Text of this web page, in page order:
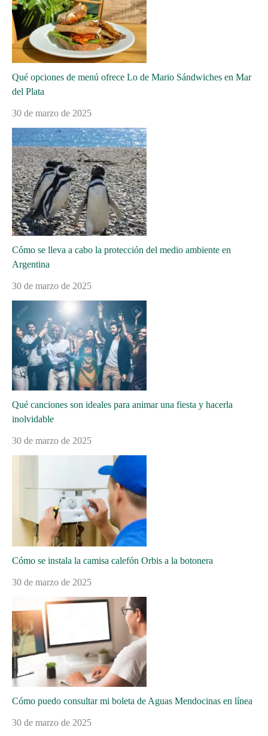
Qué opciones de menú ofrece Lo de Mario Sándwiches en Mar
del Plata
30 de marzo de 2025
Cómo se lleva a cabo la protección del medio ambiente en
Argentina
30 de marzo de 2025
Qué canciones son ideales para animar una fiesta y hacerla
inolvidable
30 de marzo de 2025
Cómo se instala la camisa calefón Orbis a la botonera
30 de marzo de 2025
Cómo puedo consultar mi boleta de Aguas Mendocinas en línea
30 de marzo de 2025